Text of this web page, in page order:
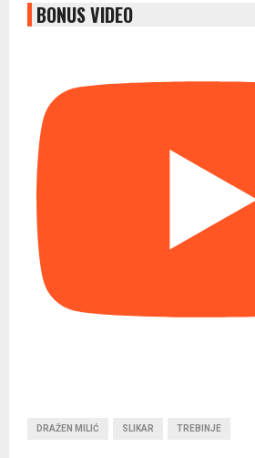
BONUS VIDEO
DRAŽEN MILIĆ SLIKAR TREBINJE